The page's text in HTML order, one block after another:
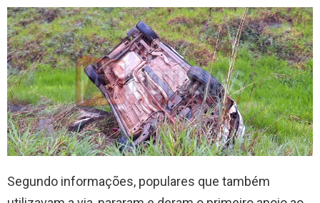
Segundo informações, populares que também